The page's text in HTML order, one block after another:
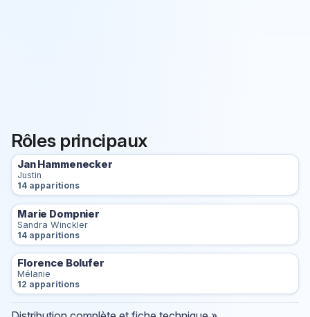
Rôles principaux
Jan Hammenecker
Justin
14 apparitions
Marie Dompnier
Sandra Winckler
14 apparitions
Florence Bolufer
Mélanie
12 apparitions